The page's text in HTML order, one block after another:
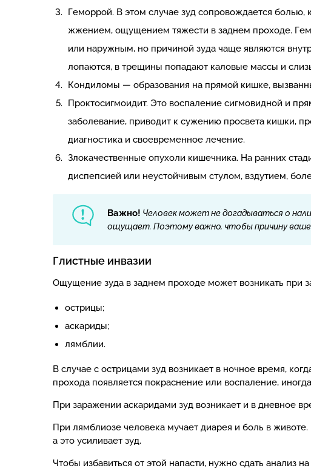
Геморрой. В этом случае зуд сопровождается болью,
жжением, ощущением тяжести в заднем проходе.
или наружным, но причиной зуда чаще являются
лопаются, в трещины попадают каловые массы и
Кондиломы — образования на прямой кишке,
Проктосигмоидит. Это воспаление сигмовидной и
заболевание, приводит к сужению просвета кишки,
диагностика и своевременное лечение.
Злокачественные опухоли кишечника. На ранних
диспепсией или неустойчивым стулом, вздутием,
Важно! Человек может не догадываться о
ощущает. Поэтому важно, чтобы причину
Глистные инвазии
Ощущение зуда в заднем проходе может возникать при
острицы;
аскариды;
лямблии.
В случае с острицами зуд возникает в ночное время,
прохода появляется покраснение или воспаление,
При заражении аскаридами зуд возникает и в дневное
При лямблиозе человека мучает диарея и боль в
а это усиливает зуд.
Чтобы избавиться от этой напасти, нужно сдать анализ